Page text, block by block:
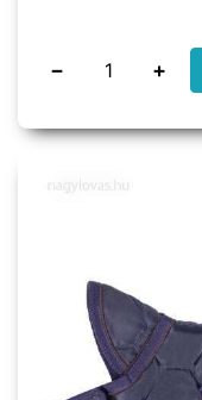
− +